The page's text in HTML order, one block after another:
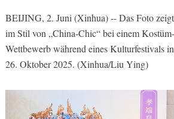
BEIJING, 2. Juni (Xinhua) -- Das Foto
im Stil von „China-Chic“ bei einem
Wettbewerb während eines Kulturfestivals
26. Oktober 2025. (Xinhua/Liu Ying)